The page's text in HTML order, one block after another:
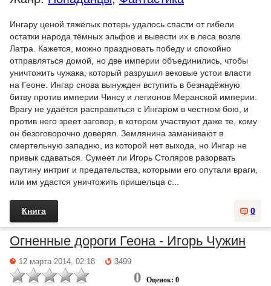
Ингару ценой тяжёлых потерь удалось спасти от гибели
остатки народа тёмных эльфов и вывести их в леса возле
Латра. Кажется, можно праздновать победу и спокойно
отправляться домой, но две империи объединились, чтобы
уничтожить чужака, который разрушил вековые устои власти
на Геоне. Ингар снова вынужден вступить в безнадёжную
битву против империи Чинсу и легионов Меранской империи.
Врагу не удаётся расправиться с Ингаром в честном бою, и
против него зреет заговор, в котором участвуют даже те, кому
он безоговорочно доверял. Землянина заманивают в
смертельную западню, из которой нет выхода, но Ингар не
привык сдаваться. Сумеет ли Игорь Столяров разорвать
паутину интриг и предательства, которыми его опутали враги,
или им удастся уничтожить пришельца с...
0
Книга
Огненные дороги Геона - Игорь Чужин
12 марта 2014, 02:18 3499
0 Оценок: 0